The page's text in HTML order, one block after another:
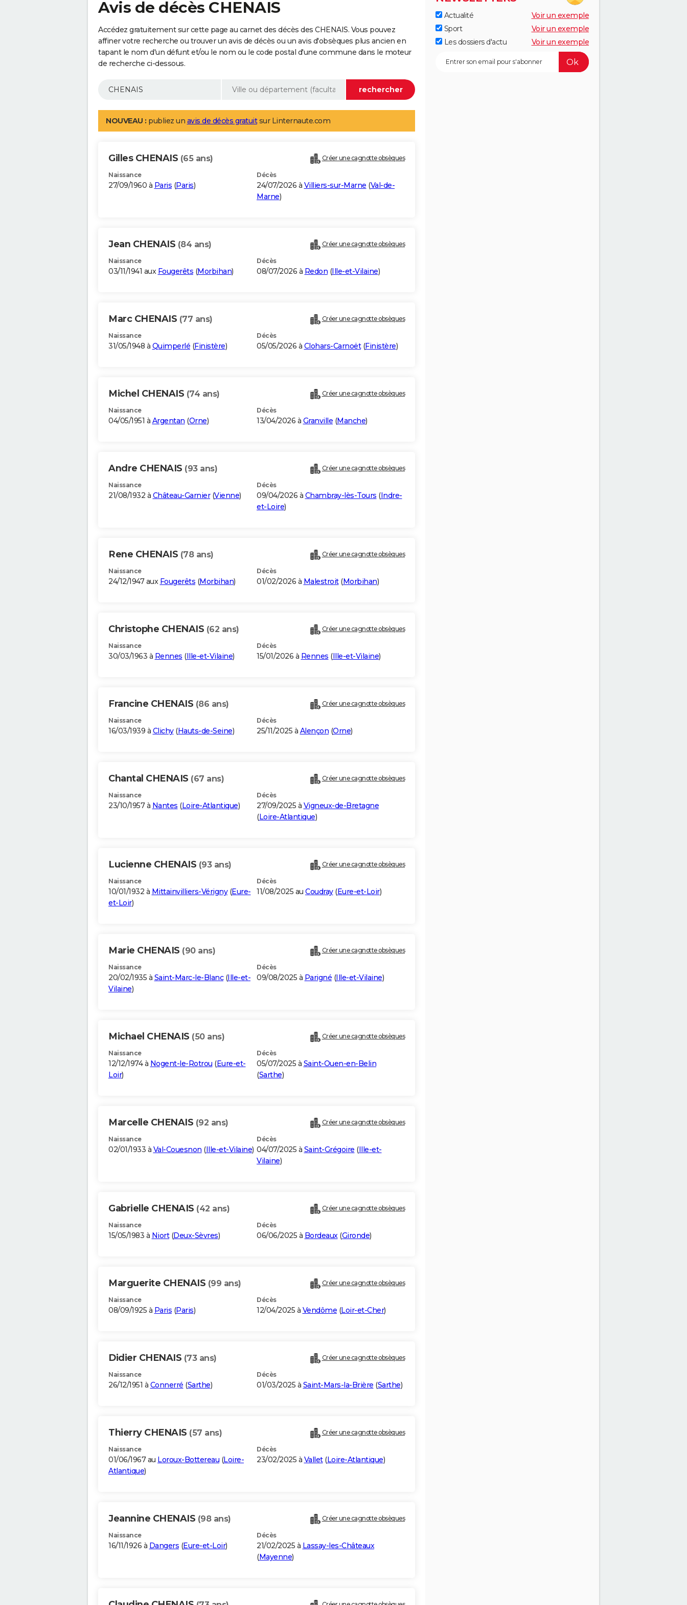
Avis de décès CHENAIS
Accédez gratuitement sur cette page au carnet des décès des CHENAIS. Vous pouvez
affiner votre recherche ou trouver un avis de décès ou un avis d'obsèques plus ancien en
tapant le nom d'un défunt et/ou le nom ou le code postal d'une commune dans le moteur
de recherche ci-dessous.
NOUVEAU : publiez un avis de décès gratuitsur Linternaute.com
Gilles CHENAIS (65 ans) Créer une cagnotte obsèques
Naissance
27/09/1960 à Paris (Paris)
Décès
24/07/2026 à Villiers-sur-Marne (Val-de-
Marne)
Jean CHENAIS (84 ans) Créer une cagnotte obsèques
Naissance
03/11/1941 aux Fougerêts (Morbihan)
Décès
08/07/2026 à Redon (Ille-et-Vilaine)
Marc CHENAIS (77 ans) Créer une cagnotte obsèques
Naissance
31/05/1948 à Quimperlé (Finistère)
Décès
05/05/2026 à Clohars-Carnoët(Finistère)
Michel CHENAIS (74 ans) Créer une cagnotte obsèques
Naissance
04/05/1951 à Argentan (Orne)
Décès
13/04/2026 à Granville (Manche)
Andre CHENAIS (93 ans) Créer une cagnotte obsèques
Naissance
21/08/1932 à Château-Garnier(Vienne)
Décès
09/04/2026 à Chambray-lès-Tours (Indre-
et-Loire)
Rene CHENAIS (78 ans) Créer une cagnotte obsèques
Naissance
24/12/1947 aux Fougerêts (Morbihan)
Décès
01/02/2026 à Malestroit(Morbihan)
Christophe CHENAIS (62 ans) Créer une cagnotte obsèques
Naissance
30/03/1963 à Rennes (Ille-et-Vilaine)
Décès
15/01/2026 à Rennes (Ille-et-Vilaine)
Francine CHENAIS (86 ans) Créer une cagnotte obsèques
Naissance
16/03/1939 à Clichy(Hauts-de-Seine)
Décès
25/11/2025 à Alençon (Orne)
Chantal CHENAIS (67 ans) Créer une cagnotte obsèques
Naissance
23/10/1957 à Nantes (Loire-Atlantique)
Décès
27/09/2025 à Vigneux-de-Bretagne
(Loire-Atlantique)
Lucienne CHENAIS (93 ans) Créer une cagnotte obsèques
Naissance
10/01/1932 à Mittainvilliers-Vérigny(Eure-
et-Loir)
Décès
11/08/2025 au Coudray(Eure-et-Loir)
Marie CHENAIS (90 ans) Créer une cagnotte obsèques
Naissance
20/02/1935 à Saint-Marc-le-Blanc(Ille-et-
Vilaine)
Décès
09/08/2025 à Parigné (Ille-et-Vilaine)
Michael CHENAIS (50 ans) Créer une cagnotte obsèques
Naissance
12/12/1974 à Nogent-le-Rotrou (Eure-et-
Loir)
Décès
05/07/2025 à Saint-Ouen-en-Belin
(Sarthe)
Marcelle CHENAIS (92 ans) Créer une cagnotte obsèques
Naissance
02/01/1933 à Val-Couesnon (Ille-et-Vilaine)
Décès
04/07/2025 à Saint-Grégoire (Ille-et-
Vilaine)
Gabrielle CHENAIS (42 ans) Créer une cagnotte obsèques
Naissance
15/05/1983 à Niort(Deux-Sèvres)
Décès
06/06/2025 à Bordeaux(Gironde)
Marguerite CHENAIS (99 ans) Créer une cagnotte obsèques
Naissance
08/09/1925 à Paris (Paris)
Décès
12/04/2025 à Vendôme (Loir-et-Cher)
Didier CHENAIS (73 ans) Créer une cagnotte obsèques
Naissance
26/12/1951 à Connerré (Sarthe)
Décès
01/03/2025 à Saint-Mars-la-Brière (Sarthe)
Thierry CHENAIS (57 ans) Créer une cagnotte obsèques
Naissance
01/06/1967 au Loroux-Bottereau (Loire-
Atlantique)
Décès
23/02/2025 à Vallet(Loire-Atlantique)
Jeannine CHENAIS (98 ans) Créer une cagnotte obsèques
Naissance
16/11/1926 à Dangers (Eure-et-Loir)
Décès
21/02/2025 à Lassay-les-Châteaux
(Mayenne)
Actualité
Voir un exemple
Sport
Voir un exemple
Les dossiers d'actu
Voir un exemple